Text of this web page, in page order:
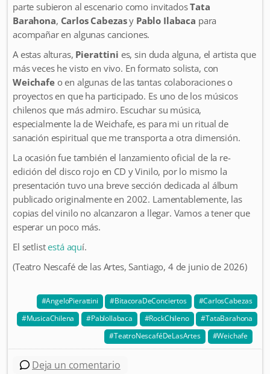
parte subieron al escenario como invitadosTata
Barahona, Carlos Cabezasy Pablo Ilabaca para
acompañar en algunas canciones.
A estas alturas, Pierattini es, sin duda alguna, el artista que
más veces he visto en vivo. En formato solista, con
Weichafeo en algunas de las tantas colaboraciones o
proyectos en que ha participado. Es uno de los músicos
chilenos que más admiro. Escuchar su música,
especialmente la de Weichafe, es para mi un ritual de
sanación espiritual que me transporta a otra dimensión.
La ocasión fue también el lanzamiento oficial de la re-
edición del disco rojo en CD y Vinilo, por lo mismo la
presentación tuvo una breve sección dedicada al álbum
publicado originalmente en 2002. Lamentablemente, las
copias del vinilo no alcanzaron a llegar. Vamos a tener que
esperar un poco más.
El setlistestá aquí.
(Teatro Nescafé de las Artes, Santiago, 4 de junio de 2026)
AngeloPierattini BitacoraDeConciertos
CarlosCabezas
MusicaChilena
PabloIlabaca RockChileno
TataBarahona
TeatroNescaféDeLasArtes
Weichafe
Deja un comentario